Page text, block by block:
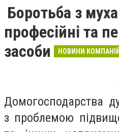
Боротьба з
професійні та
засоби
НОВИНИ КОМПАНІЙ
Домогосподарства
з проблемою